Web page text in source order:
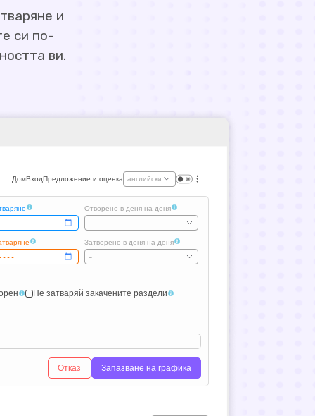
и
си по-
ви.
ДомВходПредложение и оценка английски
Отворено в деня на деня
-
Затворено в деня на деня
-
Не затваряй закачените раздели
Отказ Запазване на графика